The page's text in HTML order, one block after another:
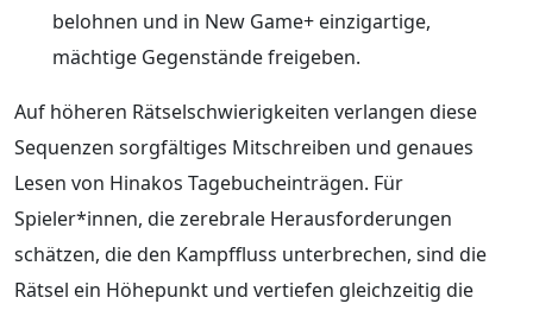
belohnen und in New Game+ einzigartige,
mächtige Gegenstände freigeben.
Auf höheren Rätselschwierigkeiten verlangen diese
Sequenzen sorgfältiges Mitschreiben und genaues
Lesen von Hinakos Tagebucheinträgen. Für
Spieler*innen, die zerebrale Herausforderungen
schätzen, die den Kampffluss unterbrechen, sind die
Rätsel ein Höhepunkt und vertiefen gleichzeitig die